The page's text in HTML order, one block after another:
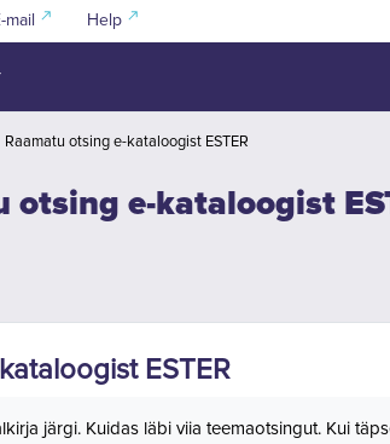
mail Help
Raamatu otsing e-kataloogist ESTER
otsing e-kataloogist
ESTER
järgi. Kuidas läbi viia teemaotsingut. Kui